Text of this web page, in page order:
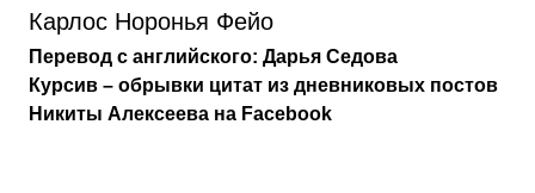
Карлос Норонья Фейо
Перевод с английского: Дарья Седова
Курсив – обрывки цитат из дневниковых постов
Никиты Алексеева на Facebook